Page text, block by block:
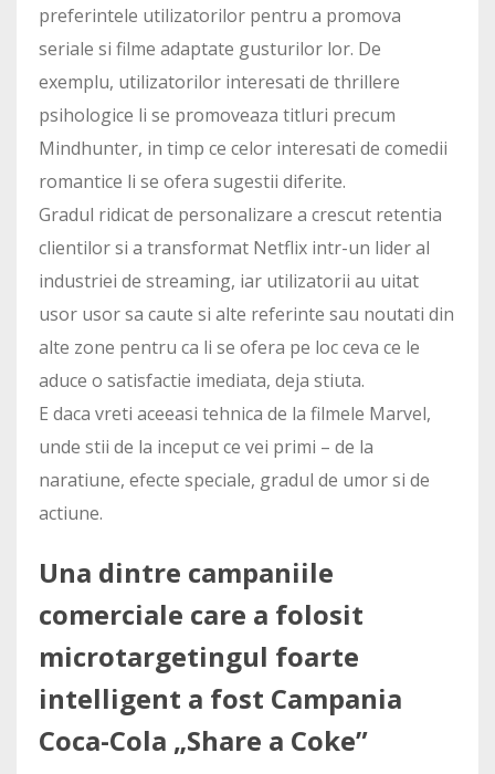
preferintele utilizatorilor pentru a promova
seriale si filme adaptate gusturilor lor. De
exemplu, utilizatorilor interesati de thrillere
psihologice li se promoveaza titluri precum
Mindhunter, in timp ce celor interesati de comedii
romantice li se ofera sugestii diferite.
Gradul ridicat de personalizare a crescut retentia
clientilor si a transformat Netflix intr-un lider al
industriei de streaming, iar utilizatorii au uitat
usor usor sa caute si alte referinte sau noutati din
alte zone pentru ca li se ofera pe loc ceva ce le
aduce o satisfactie imediata, deja stiuta.
E daca vreti aceeasi tehnica de la filmele Marvel,
unde stii de la inceput ce vei primi – de la
naratiune, efecte speciale, gradul de umor si de
actiune.
Una dintre campaniile
comerciale care a folosit
microtargetingul foarte
intelligent a fost Campania
Coca-Cola „Share a Coke”